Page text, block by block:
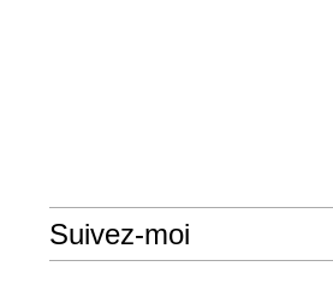
Suivez-moi